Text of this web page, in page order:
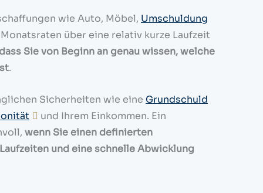
wie Auto, Möbel, Umschuldung
über eine relativ kurze Laufzeit
Sie von Beginn an genau wissen, welche
.
Sicherheiten wie eine Grundschuld
und Ihrem Einkommen. Ein
wenn Sie einen definierten
und eine schnelle Abwicklung